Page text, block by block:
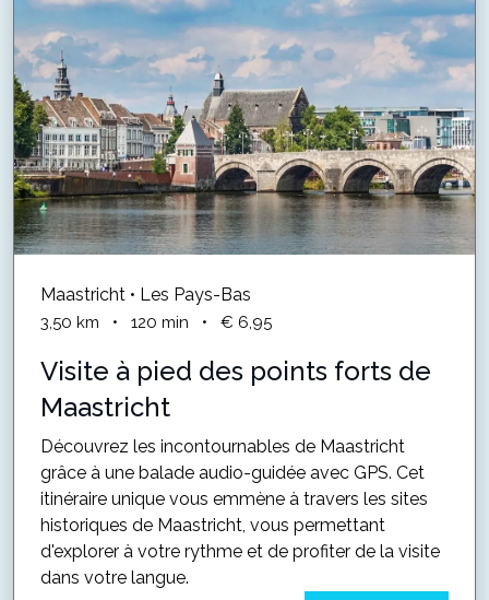
Maastricht • Les Pays-Bas
3,50 km • 120 min • € 6,95
Visite à pied des points forts de
Maastricht
Découvrez les incontournables de Maastricht
grâce à une balade audio-guidée avec GPS. Cet
itinéraire unique vous emmène à travers les sites
historiques de Maastricht, vous permettant
d'explorer à votre rythme et de profiter de la visite
dans votre langue.